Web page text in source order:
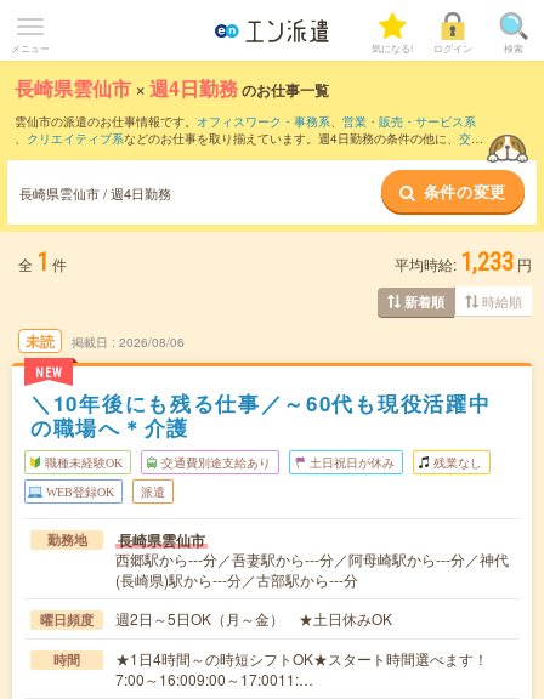
メニュー 気になる! ログイン 検索
長崎県雲仙市 ×週4日勤務のお仕事一覧
雲仙市の派遣のお仕事情報です。 オフィスワーク・事務系、 営業・販売・サービス系
、 クリエイティブ系などのお仕事を取り揃えています。週4日勤務の条件の他に、 交通
長崎県雲仙市 / 週4日勤務 条件の変更
全 1 件 平均時給: 1,233 円
新着順 時給順
未読
NEW
掲載日 2026/08/06
＼10年後にも残る仕事／～60代も現役活躍中
の職場へ＊介護
職種未経験OK 交通費別途支給あり 土日祝日が休み 残業なし
WEB登録OK 派遣
勤務地 長崎県雲仙市
西郷駅から---分／吾妻駅から---分／阿母崎駅から---分／神代
(長崎県)駅から---分／古部駅から---分
曜日頻度 週2日～5日OK（月～金） ★土日休みOK
時間
★1日4時間～の時短シフトOK★スタート時間選べます！
7:00～16:009:00～17:0011:…